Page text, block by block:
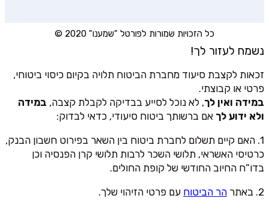
כל הזכויות שמורות לפורטל "שמענו" 2020 ©
נשמח לעזור לך!
זכאות לקצבת סיעוד מחברת הביטוח תלויה בקיום כיסוי ביטוחי,
פרטי או קבוצתי.
במידה ואין לך, לא נוכל לסייע בבדיקה לקבלת קצבה, במידה
ולא ידוע לך אם ברשותך ביטוח סיעודי, כדאי לבדוק:
1. האם קיים תשלום לחברת ביטוח בין השאר בפירוט חשבון הבנק,
כרטיסי האשראי, תלושי השכר לרבות תלושי קרן הפנסיה וכן
בדו”ח החיוב החודשי של קופת החולים.
2. באתר
הר הביטוח עם פרטי הזיהוי שלך.